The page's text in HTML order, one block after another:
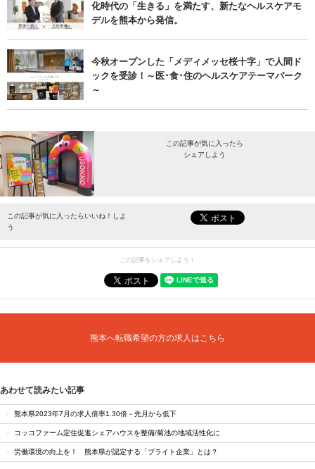
化時代の「生きる」を満たす、新たなヘルスケアモ
デルを熊本から発信。
今秋オープンした「メディメッセ桜十字」で人間ド
ックを受診！～医･食･住のヘルスケアテーマパーク
～
この記事が気に入ったら
シェアしよう
最新情報をお届けします。
この記事が気に入ったらいいね！しよ
う
この記事をシェアしよう！
熊本へ転職希望の方の求人はこちら
あわせて読みたい記事
熊本県2023年7月の求人倍率1.30倍－先月から低下
コッコファーム定住促進シェアハウスを整備/菊池の地域活性化に
労働環境の向上を！ 熊本県が認定する「ブライト企業」とは？